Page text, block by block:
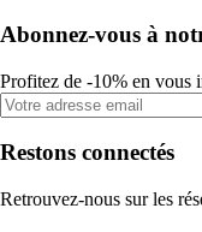
Abonnez-vous à
Profitez de -10% en vous
Restons connectés
Retrouvez-nous sur les